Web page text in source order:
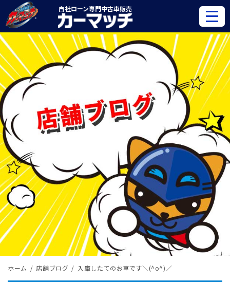
自社ローン専門中古車販売
ホーム 店舗ブログ 入庫したてのお車です＼(^o^)／